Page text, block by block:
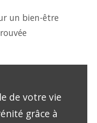
un bien-être
de votre vie
grâce à